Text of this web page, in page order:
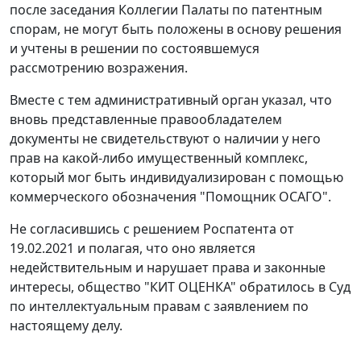
после заседания Коллегии Палаты по патентным
спорам, не могут быть положены в основу решения
и учтены в решении по состоявшемуся
рассмотрению возражения.
Вместе с тем административный орган указал, что
вновь представленные правообладателем
документы не свидетельствуют о наличии у него
прав на какой-либо имущественный комплекс,
который мог быть индивидуализирован с помощью
коммерческого обозначения "Помощник ОСАГО".
Не согласившись с решением Роспатента от
19.02.2021 и полагая, что оно является
недействительным и нарушает права и законные
интересы, общество "КИТ ОЦЕНКА" обратилось в Суд
по интеллектуальным правам с заявлением по
настоящему делу.